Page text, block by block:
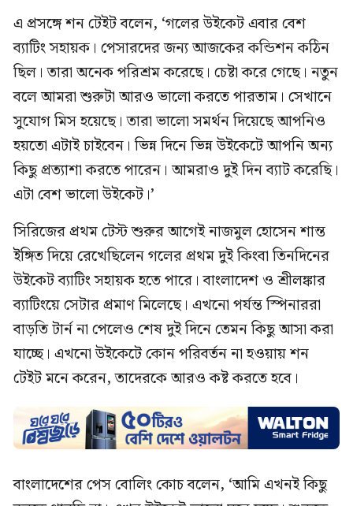
এ প্রসঙ্গে শন টেইট বলেন, ‘গলের উইকেট এবার বেশ
ব্যাটিং সহায়ক। পেসারদের জন্য আজকের কন্ডিশন কঠিন
ছিল। তারা অনেক পরিশ্রম করেছে। চেষ্টা করে গেছে। নতুন
বলে আমরা শুরুটা আরও ভালো করতে পারতাম। সেখানে
সুযোগ মিস হয়েছে। তারা ভালো সমর্থন দিয়েছে আপনিও
হয়তো এটাই চাইবেন। ভিন্ন দিনে ভিন্ন উইকেটে আপনি অন্য
কিছু প্রত্যাশা করতে পারেন। আমরাও দুই দিন ব্যাট করেছি।
এটা বেশ ভালো উইকেট।’
সিরিজের প্রথম টেস্ট শুরুর আগেই নাজমুল হোসেন শান্ত
ইঙ্গিত দিয়ে রেখেছিলেন গলের প্রথম দুই কিংবা তিনদিনের
উইকেট ব্যাটিং সহায়ক হতে পারে। বাংলাদেশ ও শ্রীলঙ্কার
ব্যাটিংয়ে সেটার প্রমাণ মিলেছে। এখনো পর্যন্ত স্পিনাররা
বাড়তি টার্ন না পেলেও শেষ দুই দিনে তেমন কিছু আসা করা
যাচ্ছে। এখনো ‍উইকেটে কোন পরিবর্তন না হওয়ায় শন
টেইট মনে করেন, তাদেরকে আরও কষ্ট করতে হবে।
বাংলাদেশের পেস বোলিং কোচ বলেন, ‘আমি এখনই কিছু